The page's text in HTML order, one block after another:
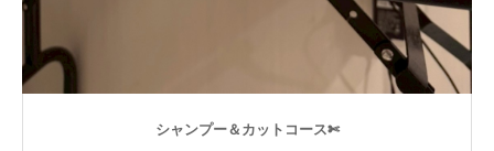
シャンプー＆カットコース✄